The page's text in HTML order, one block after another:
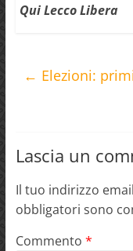
Qui Lecco Libera
← Elezioni:
Lascia un
Il tuo indirizzo
obbligatori sono
Commento *